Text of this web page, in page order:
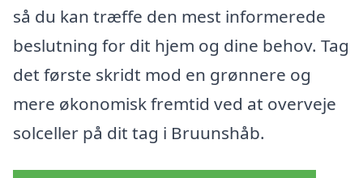
så du kan træffe den mest informerede
beslutning for dit hjem og dine behov. Tag
det første skridt mod en grønnere og
mere økonomisk fremtid ved at overveje
solceller på dit tag i Bruunshåb.